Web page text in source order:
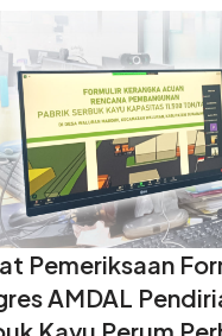
Pemeriksaan
AMDAL